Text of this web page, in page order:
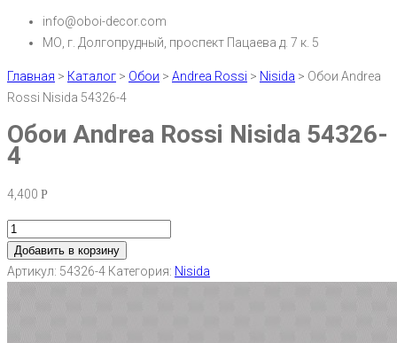
info@oboi-decor.com
МО, г. Долгопрудный, проспект Пацаева д. 7 к. 5
Главная > Каталог > Обои > Andrea Rossi > Nisida > Обои Andrea
Rossi Nisida 54326-4
Обои Andrea Rossi Nisida 54326-
4
4,400 Р
Добавить в корзину
Артикул: 54326-4 Категория: Nisida